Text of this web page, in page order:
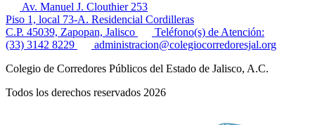
Av. Manuel J. Clouthier 253
Piso 1, local 73-A. Residencial Cordilleras
C.P. 45039, Zapopan, Jalisco
Teléfono(s) de Atención:
(33) 3142 8229
administracion@colegiocorredoresjal.org
Colegio de Corredores Públicos del Estado de Jalisco, A.C.
Todos los derechos reservados 2026